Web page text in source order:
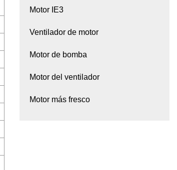
Motor IE3
Ventilador de motor
Motor de bomba
Motor del ventilador
Motor más fresco